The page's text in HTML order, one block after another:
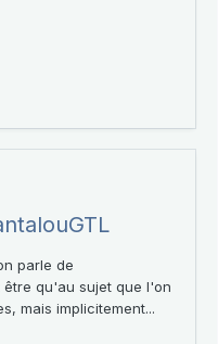
parle de
qu'au sujet que l'on
mais implicitement...